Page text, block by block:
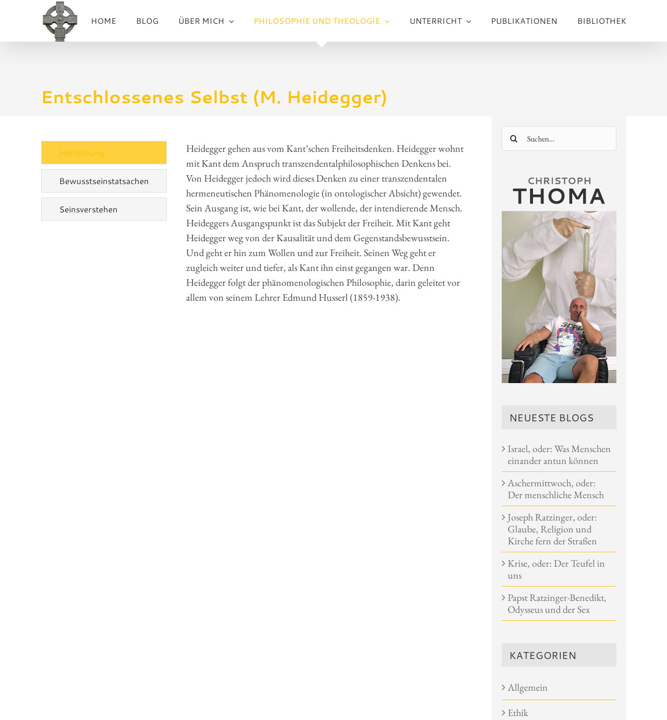
HOME BLOG ÜBER MICH PHILOSOPHIE UND THEOLOGIE UNTERRICHT PUBLIKATIONEN BIBLIOTHEK
Entschlossenes Selbst (M. Heidegger)
Hinführung
Bewusstseinstatsachen
Seinsverstehen
Heidegger gehen aus vom Kant’schen Freiheitsdenken. Heidegger wohnt
mit Kant dem Anspruch transzendentalphilosophischen Denkens bei.
Von Heidegger jedoch wird dieses Denken zu einer transzendentalen
hermeneutischen Phänomenologie (in ontologischer Absicht) gewendet.
Sein Ausgang ist, wie bei Kant, der wollende, der intendierende Mensch.
Heideggers Ausgangspunkt ist das Subjekt der Freiheit. Mit Kant geht
Heidegger weg von der Kausalität und dem Gegenstandsbewusstsein.
Und geht er hin zum Wollen und zur Freiheit. Seinen Weg geht er
zugleich weiter und tiefer, als Kant ihn einst gegangen war. Denn
Heidegger folgt der phänomenologischen Philosophie, darin geleitet vor
allem von seinem Lehrer Edmund Husserl (1859-1938).
Suche
nach:
NEUESTE BLOGS
Israel, oder: Was Menschen
einander antun können
Aschermittwoch, oder:
Der menschliche Mensch
Joseph Ratzinger, oder:
Glaube, Religion und
Kirche fern der Straßen
Krise, oder: Der Teufel in
uns
Papst Ratzinger-Benedikt,
Odysseus und der Sex
KATEGORIEN
Allgemein
Ethik